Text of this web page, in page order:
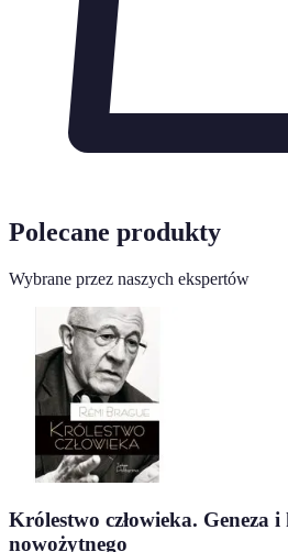
Polecane produkty
Wybrane przez naszych ekspertów
Królestwo człowieka. Geneza
nowożytnego